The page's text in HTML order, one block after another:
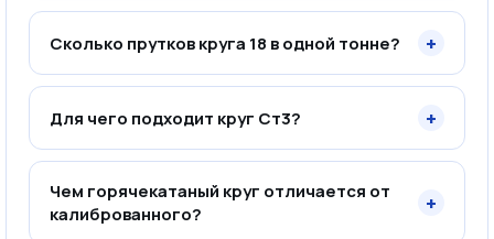
Сколько прутков круга 18 в одной тонне? +
Для чего подходит круг Ст3? +
Чем горячекатаный круг отличается от
калиброванного?
+